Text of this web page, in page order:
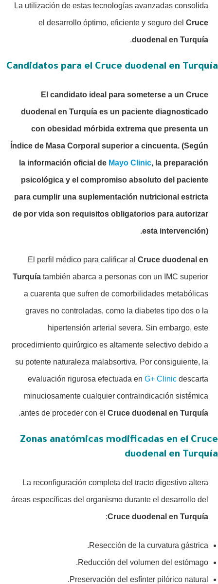
La utilización de estas tecnologías avanzadas consolida
el desarrollo óptimo, eficiente y seguro del Cruce
duodenal en Turquía
.
Candidatos para el Cruce duodenal en Turquía
El candidato ideal para someterse a un Cruce
duodenal en Turquía es un paciente diagnosticado
con obesidad mórbida extrema que presenta un
Índice de Masa Corporal superior a cincuenta. (Según
la información oficial de Mayo Clinic, la preparación
psicológica y el compromiso absoluto del paciente
para cumplir una suplementación nutricional estricta
de por vida son requisitos obligatorios para autorizar
esta intervención).
El perfil médico para calificar al Cruce duodenal en
Turquía también abarca a personas con un IMC superior
a cuarenta que sufren de comorbilidades metabólicas
graves no controladas, como la diabetes tipo dos o la
hipertensión arterial severa. Sin embargo, este
procedimiento quirúrgico es altamente selectivo debido a
su potente naturaleza malabsortiva. Por consiguiente, la
evaluación rigurosa efectuada en G+ Clinic descarta
minuciosamente cualquier contraindicación sistémica
antes de proceder con el Cruce duodenal en Turquía
.
Zonas anatómicas modificadas en el Cruce
duodenal en Turquía
La reconfiguración completa del tracto digestivo altera
áreas específicas del organismo durante el desarrollo del
Cruce duodenal en Turquía
:
Resección de la curvatura gástrica.
Reducción del volumen del estómago.
Preservación del esfínter pilórico natural.